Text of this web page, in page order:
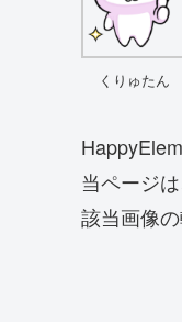
くりゅたん
当ページ
該当画像